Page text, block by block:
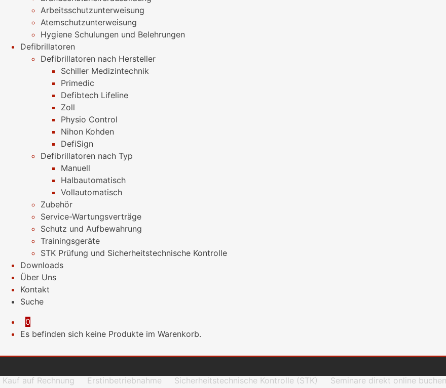
Arbeitsschutzunterweisung
Atemschutzunterweisung
Hygiene Schulungen und Belehrungen
Defibrillatoren
Defibrillatoren nach Hersteller
Schiller Medizintechnik
Primedic
Defibtech Lifeline
Zoll
Physio Control
Nihon Kohden
DefiSign
Defibrillatoren nach Typ
Manuell
Halbautomatisch
Vollautomatisch
Zubehör
Service-Wartungsverträge
Schutz und Aufbewahrung
Trainingsgeräte
STK Prüfung und Sicherheitstechnische Kontrolle
Downloads
Über Uns
Kontakt
Suche
0
Es befinden sich keine Produkte im Warenkorb.
Kauf auf Rechnung Erstinbetriebnahme Sicherheitstechnische Kontrolle (STK) Seminare direkt online buchen